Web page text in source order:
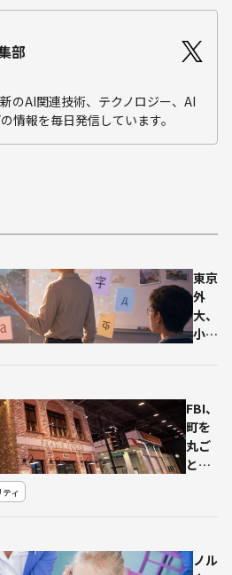
部
のAI関連技術、テクノロジー、AI
情報を毎日発信しています。
東京
外
大、
小規
替懸
念に
声
明
定、
FBI、
町を
丸ご
と再
査訓
ィ
ノル